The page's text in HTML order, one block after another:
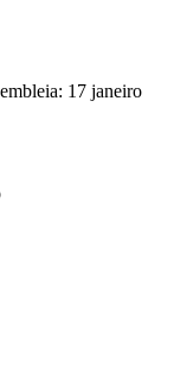
17 janeiro